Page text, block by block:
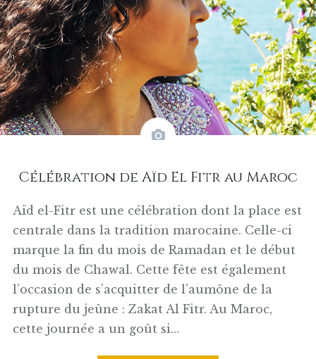
Célébration de Aïd El Fitr au Maroc
Aïd el-Fitr est une célébration dont la place est
centrale dans la tradition marocaine. Celle-ci
marque la fin du mois de Ramadan et le début
du mois de Chawal. Cette fête est également
l’occasion de s’acquitter de l’aumône de la
rupture du jeûne : Zakat Al Fitr. Au Maroc,
cette journée a un goût si…